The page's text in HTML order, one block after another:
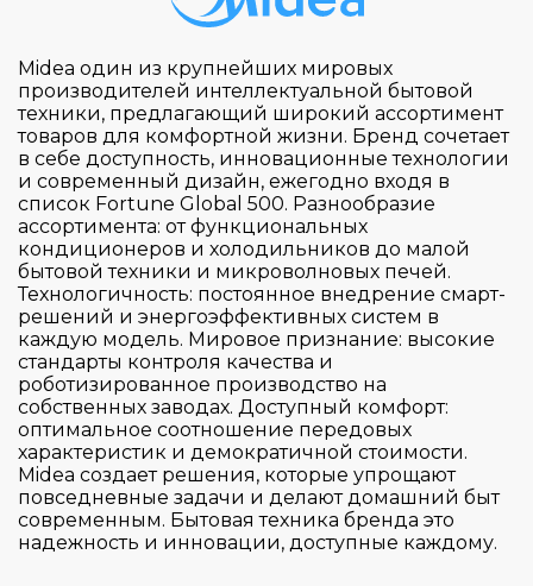
Midea один из крупнейших мировых
производителей интеллектуальной бытовой
техники, предлагающий широкий ассортимент
товаров для комфортной жизни. Бренд сочетает
в себе доступность, инновационные технологии
и современный дизайн, ежегодно входя в
список Fortune Global 500. Разнообразие
ассортимента: от функциональных
кондиционеров и холодильников до малой
бытовой техники и микроволновых печей.
Технологичность: постоянное внедрение смарт-
решений и энергоэффективных систем в
каждую модель. Мировое признание: высокие
стандарты контроля качества и
роботизированное производство на
собственных заводах. Доступный комфорт:
оптимальное соотношение передовых
характеристик и демократичной стоимости.
Midea создает решения, которые упрощают
повседневные задачи и делают домашний быт
современным. Бытовая техника бренда это
надежность и инновации, доступные каждому.
De Dietrich
Electrolux
Gorenje
Graude
Haier
Hiberg
Korting
Kuppersbusch
Maunfeld
Midea
Miele
Samsung Electronics
Schulthess
Smeg
Страна производитель
Германия
Италия
Китай
Польша
Словения
Турция
Цвет
Серия
Classic
Logic
Управление
Тип установки